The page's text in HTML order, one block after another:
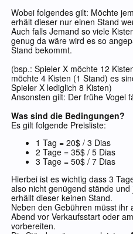
Wobei folgendes gilt: Möchte
erhält dieser nur einen Stand
Auch falls Jemand so viele
genug da wäre wird es so
Stand bekommt.
(bsp.: Spieler X möchte 12
möchte 4 Kisten (1 Stand) es
Spieler X lediglich 8 Kisten)
Ansonsten gilt: Der frühe Vogel
Was sind die Bedingungen?
Es gilt folgende Preisliste:
1 Tag = 20$ / 3 Dias
2 Tage = 35$ / 5 Dias
3 Tage = 50$ / 7 Dias
Hierbei ist es wichtig dass 3
also nicht genügend stände
erhällt dieser keinen Stand.
Neben den Gebühren müsst ihr
Abend vor Verkaufsstart oder
vorbereiten.